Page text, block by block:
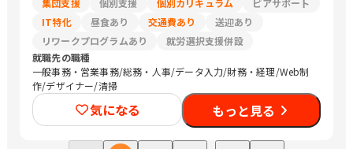
集団支援
個別支援 個別カリキュラム
ピアサポート
IT特化
昼食あり 交通費あり
送迎あり
リワークプログラムあり
就労選択支援併設
就職先の職種
一般事務・営業事務/総務・人事/データ入力/財務・経理/Web制
作/デザイナー/清掃
気になる もっと見る